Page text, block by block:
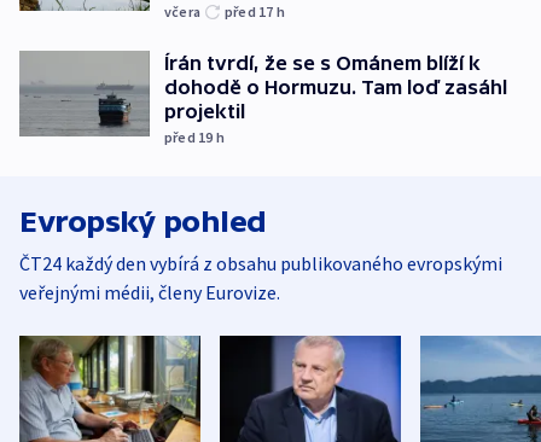
včera před 17 h
Írán tvrdí, že se s Ománem blíží k
dohodě o Hormuzu. Tam loď zasáhl
projektil
před 19 h
Evropský pohled
ČT24 každý den vybírá z obsahu publikovaného evropskými
veřejnými médii, členy Eurovize.